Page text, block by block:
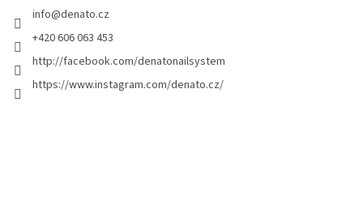
info@denato.cz
+420 606 063 453
http://facebook.com/denatonailsystem
https://www.instagram.com/denato.cz/